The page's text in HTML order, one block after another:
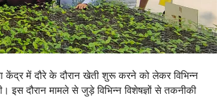
में दौरे के दौरान खेती शुरू करने को लेकर विभिन्न
इस दौरान मामले से जुड़े विभिन्न विशेषज्ञों से तकनीकी